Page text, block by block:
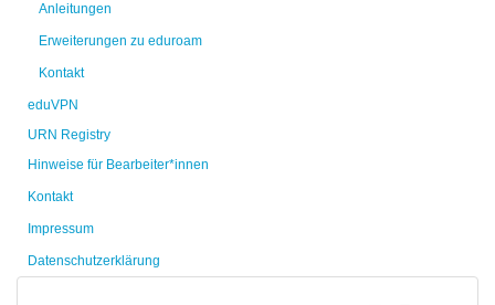
Anleitungen
Erweiterungen zu eduroam
Kontakt
eduVPN
URN Registry
Hinweise für Bearbeiter*innen
Kontakt
Impressum
Datenschutzerklärung